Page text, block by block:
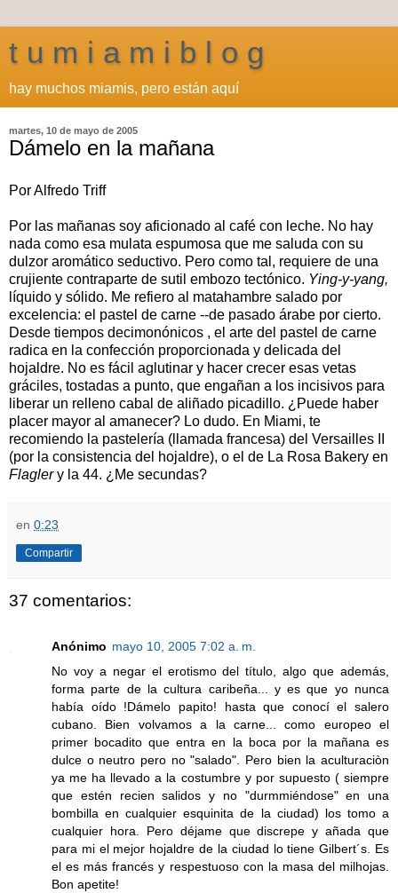
t u m i a m i b l o g
hay muchos miamis, pero están aquí
martes, 10 de mayo de 2005
Dámelo en la mañana
Por Alfredo Triff
Por las mañanas soy aficionado al café con leche. No hay
nada como esa mulata espumosa que me saluda con su
dulzor aromático seductivo. Pero como tal, requiere de una
crujiente contraparte de sutil embozo tectónico. Ying-y-yang,
líquido y sólido. Me refiero al matahambre salado por
excelencia: el pastel de carne --de pasado árabe por cierto.
Desde tiempos decimonónicos , el arte del pastel de carne
radica en la confección proporcionada y delicada del
hojaldre. No es fácil aglutinar y hacer crecer esas vetas
gráciles, tostadas a punto, que engañan a los incisivos para
liberar un relleno cabal de aliñado picadillo. ¿Puede haber
placer mayor al amanecer? Lo dudo. En Miami, te
recomiendo la pastelería (llamada francesa) del Versailles II
(por la consistencia del hojaldre), o el de La Rosa Bakery en
Flaglery la 44. ¿Me secundas?
en 0:23
Compartir
37 comentarios:
Anónimo mayo 10, 2005 7:02 a. m.
No voy a negar el erotismo del título, algo que además,
forma parte de la cultura caribeña... y es que yo nunca
había oído !Dámelo papito! hasta que conocí el salero
cubano. Bien volvamos a la carne... como europeo el
primer bocadito que entra en la boca por la mañana es
dulce o neutro pero no "salado". Pero bien la aculturaciòn
ya me ha llevado a la costumbre y por supuesto ( siempre
que estén recien salidos y no "durmmiéndose" en una
bombilla en cualquier esquinita de la ciudad) los tomo a
cualquier hora. Pero déjame que discrepe y añada que
para mi el mejor hojaldre de la ciudad lo tiene Gilbert´s. Es
el es más francés y respestuoso con la masa del milhojas.
Bon apetite!